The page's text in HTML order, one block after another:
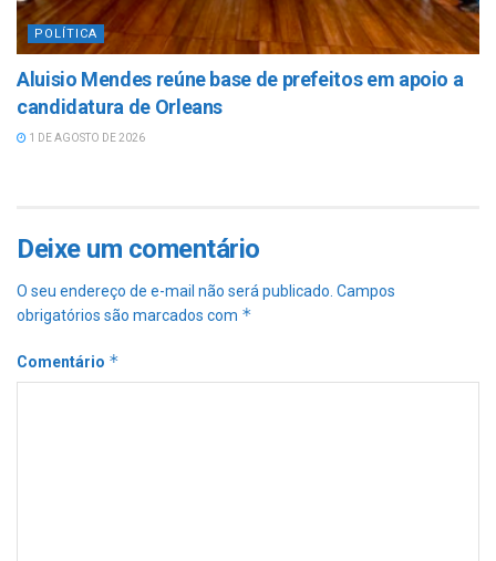
POLÍTICA
Aluisio Mendes reúne base de prefeitos em apoio a
candidatura de Orleans
1 DE AGOSTO DE 2026
Deixe um comentário
O seu endereço de e-mail não será publicado. Campos
obrigatórios são marcados com *
Comentário *